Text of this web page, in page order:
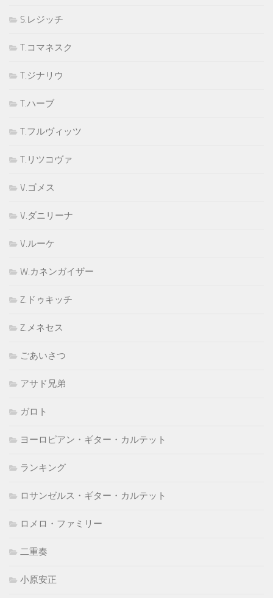
S.レジッチ
T.コマネスク
T.ジナリウ
T.ハーブ
T.フルヴィッツ
T.リツコヴァ
V.ゴメス
V.ダニリーナ
V.ルーケ
W.カネンガイザー
Z.ドゥキッチ
Z.メネセス
ごあいさつ
アサド兄弟
ガロト
ヨーロピアン・ギター・カルテット
ランキング
ロサンゼルス・ギター・カルテット
ロメロ・ファミリー
二重奏
小原安正